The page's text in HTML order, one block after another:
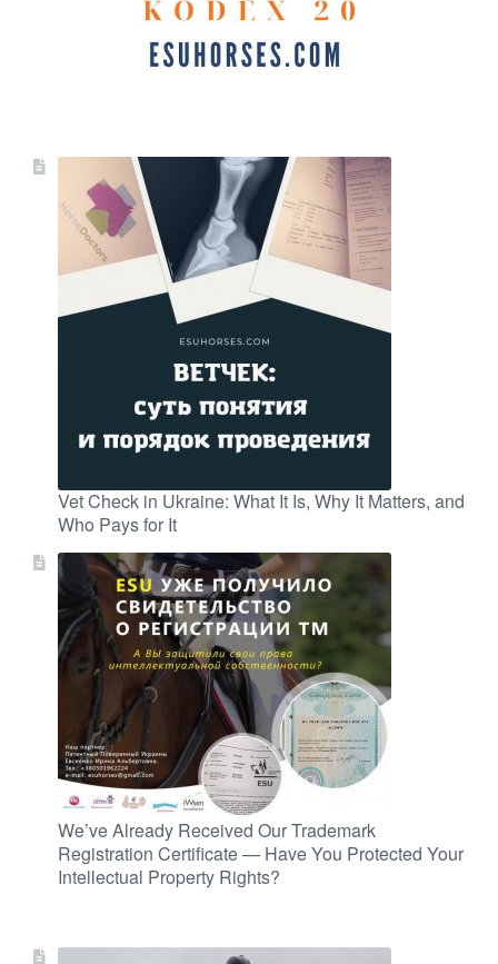
Vet Check in Ukraine: What It Is, Why It Matters, and
Who Pays for It
We’ve Already Received Our Trademark
Registration Certificate — Have You Protected Your
Intellectual Property Rights?